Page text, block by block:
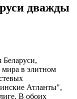
дважды
Беларуси,
в элитном
Атланты",
В обоих